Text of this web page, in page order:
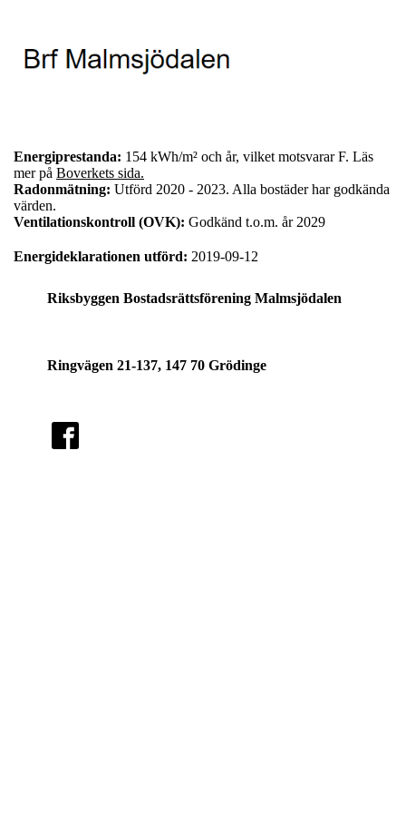
Energiprestanda: 154 kWh/m² och år, vilket motsvarar F. Läs
mer på Boverkets sida.
Radonmätning: Utförd 2020 - 2023. Alla bostäder har godkända
värden.
Ventilationskontroll (OVK): Godkänd t.o.m. år 2029
Energideklarationen utförd: 2019-09-12
Riksbyggen Bostadsrättsförening Malmsjödalen
Ringvägen 21-137, 147 70 Grödinge